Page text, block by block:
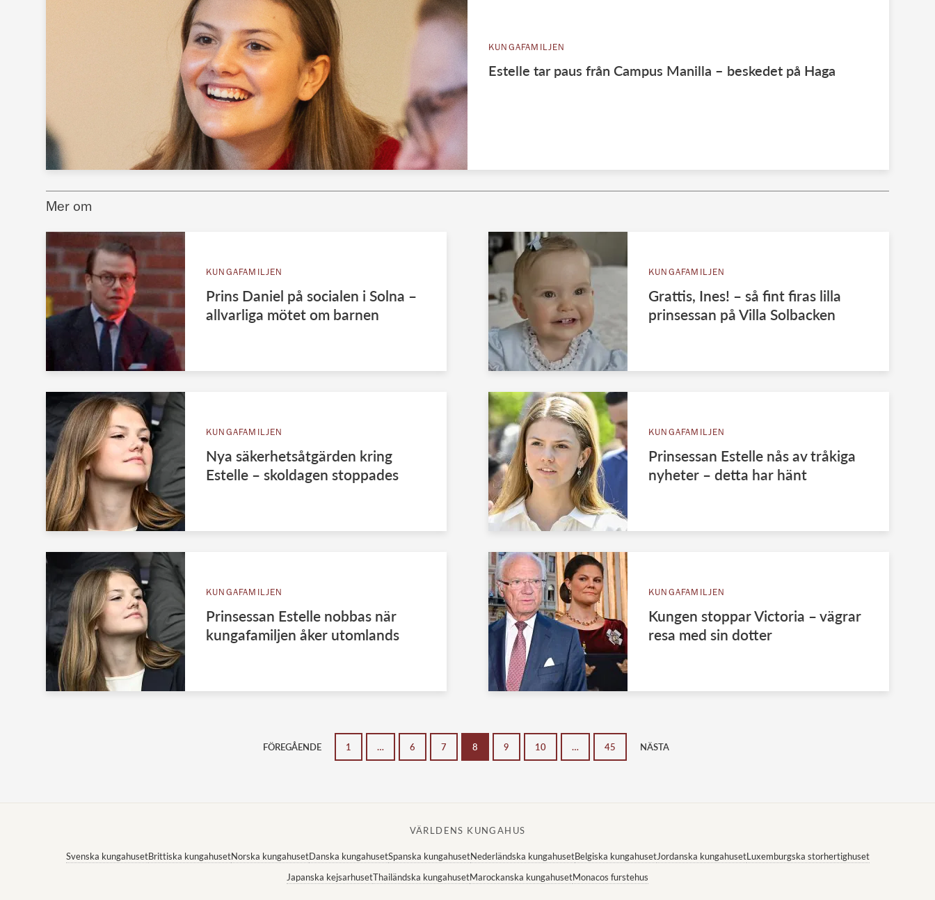
KUNGAFAMILJEN
Estelle tar paus från Campus Manilla – beskedet på Haga
Mer om
KUNGAFAMILJEN
Prins Daniel på socialen i Solna –
allvarliga mötet om barnen
KUNGAFAMILJEN
Grattis, Ines! – så fint firas lilla
prinsessan på Villa Solbacken
KUNGAFAMILJEN
Nya säkerhetsåtgärden kring
Estelle – skoldagen stoppades
KUNGAFAMILJEN
Prinsessan Estelle nås av tråkiga
nyheter – detta har hänt
KUNGAFAMILJEN
Prinsessan Estelle nobbas när
kungafamiljen åker utomlands
KUNGAFAMILJEN
Kungen stoppar Victoria – vägrar
resa med sin dotter
FÖREGÅENDE 1 … 6 7 8 9 10 … 45 NÄSTA
VÄRLDENS KUNGAHUS
Svenska kungahusetBrittiska kungahusetNorska kungahusetDanska kungahusetSpanska kungahusetNederländska kungahusetBelgiska kungahusetJordanska kungahusetLuxemburgska storhertighuset
Japanska kejsarhusetThailändska kungahusetMarockanska kungahusetMonacos furstehus